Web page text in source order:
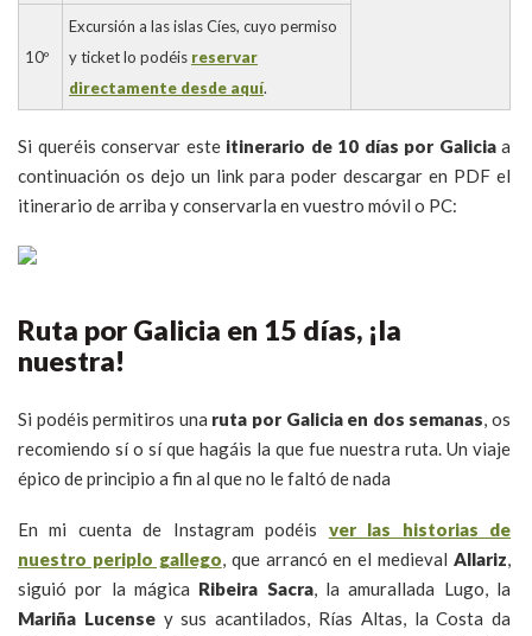
10º
Excursión a las islas Cíes, cuyo permiso
y ticket lo podéis reservar
directamente desde aquí.
Si queréis conservar este itinerario de 10 días por Galiciaa
continuación os dejo un link para poder descargar en PDF el
itinerario de arriba y conservarla en vuestro móvil o PC:
Ruta por Galicia en 15 días, ¡la
nuestra!
Si podéis permitiros una ruta por Galicia en dos semanas, os
recomiendo sí o sí que hagáis la que fue nuestra ruta. Un viaje
épico de principio a fin al que no le faltó de nada
En mi cuenta de Instagram podéis ver las historias de
nuestro periplo gallego, que arrancó en el medievalAllariz,
siguió por la mágica Ribeira Sacra, la amurallada Lugo, la
Mariña Lucensey sus acantilados, Rías Altas, la Costa da